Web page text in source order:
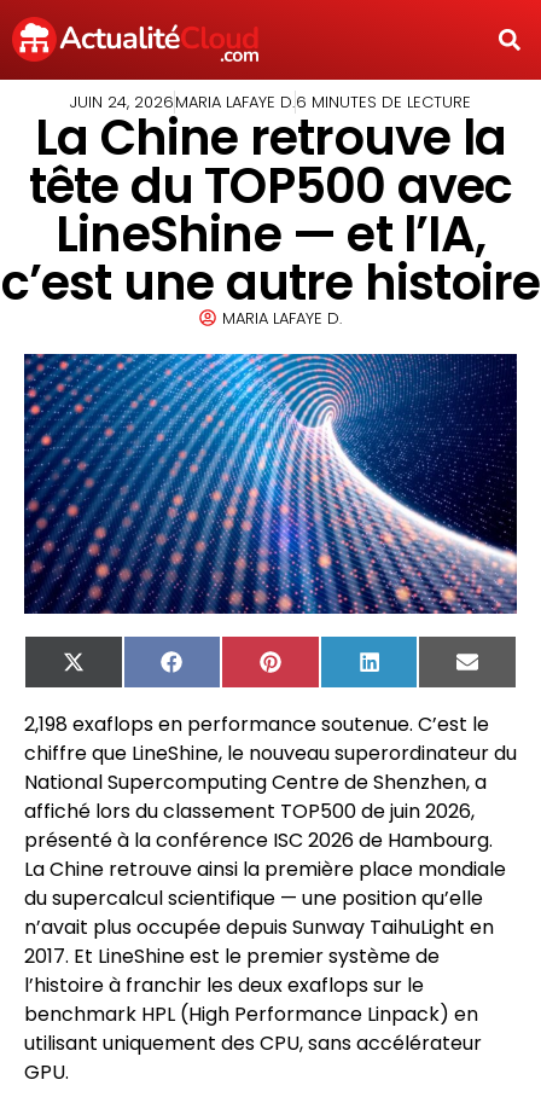
JUIN 24, 2026MARIA LAFAYE D.6 MINUTES DE LECTURE
La Chine retrouve la
tête du TOP500 avec
LineShine — et l’IA,
c’est une autre histoire
MARIA LAFAYE D.
X
(Twitter)
FacebookPinterest LinkedIn
Email
2,198 exaflops en performance soutenue. C’est le
chiffre que LineShine, le nouveau superordinateur du
National Supercomputing Centre de Shenzhen, a
affiché lors du classement TOP500 de juin 2026,
présenté à la conférence ISC 2026 de Hambourg.
La Chine retrouve ainsi la première place mondiale
du supercalcul scientifique — une position qu’elle
n’avait plus occupée depuis Sunway TaihuLight en
2017. Et LineShine est le premier système de
l’histoire à franchir les deux exaflops sur le
benchmark HPL (High Performance Linpack) en
utilisant uniquement des CPU, sans accélérateur
GPU.